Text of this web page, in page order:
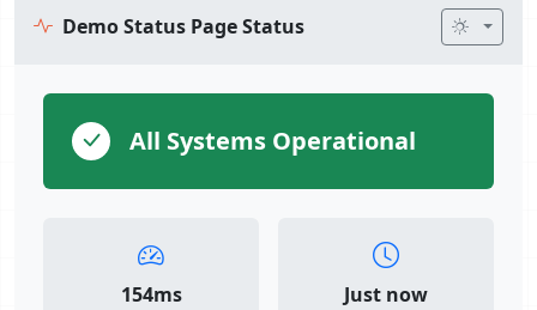
Demo Status Page Status
All Systems Operational
154ms Just now